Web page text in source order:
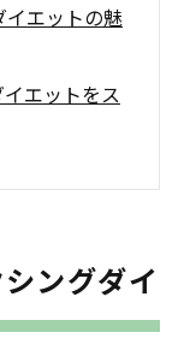
イエットの魅
エットをス
の効果と魅
目指す理由
ングダイ